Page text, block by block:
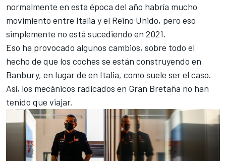
normalmente en esta época del año habría mucho
movimiento entre Italia y el Reino Unido, pero eso
simplemente no está sucediendo en 2021.
Eso ha provocado algunos cambios, sobre todo el
hecho de que los coches se están construyendo en
Banbury, en lugar de en Italia, como suele ser el caso.
Así, los mecánicos radicados en Gran Bretaña no han
tenido que viajar.